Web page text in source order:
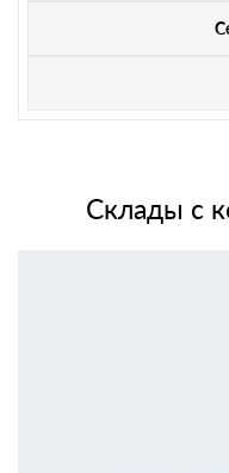
Склады с